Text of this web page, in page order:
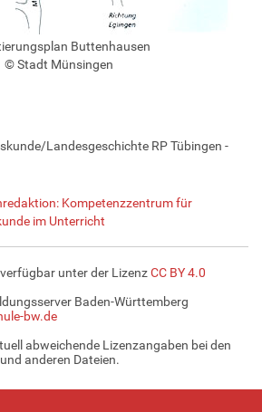
Buttenhausen
© Stadt Münsingen
Landesgeschichte RP Tübingen -
Kompetenzzentrum für
im Unterricht
unter der LizenzCC BY 4.0
Baden-Württemberg
bw.de
abweichende Lizenzangaben bei den
anderen Dateien.